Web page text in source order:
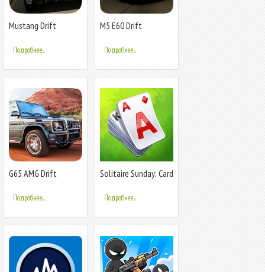
Mustang Drift
Подробнее...
M5 E60 Drift
Подробнее...
G65 AMG Drift
Подробнее...
Solitaire Sunday: Card
Подробнее...